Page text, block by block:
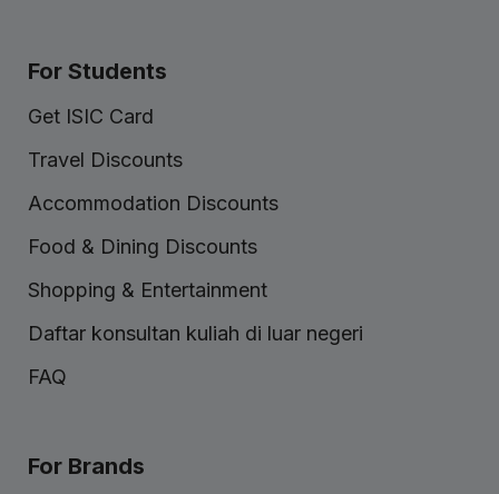
For Students
Get ISIC Card
Travel Discounts
Accommodation Discounts
Food & Dining Discounts
Shopping & Entertainment
Daftar konsultan kuliah di luar negeri
FAQ
For Brands